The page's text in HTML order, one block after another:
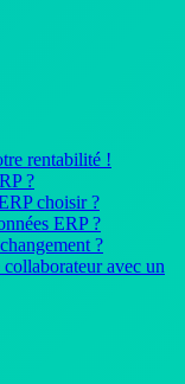
rentabilité !
?
choisir ?
ERP ?
?
avec un